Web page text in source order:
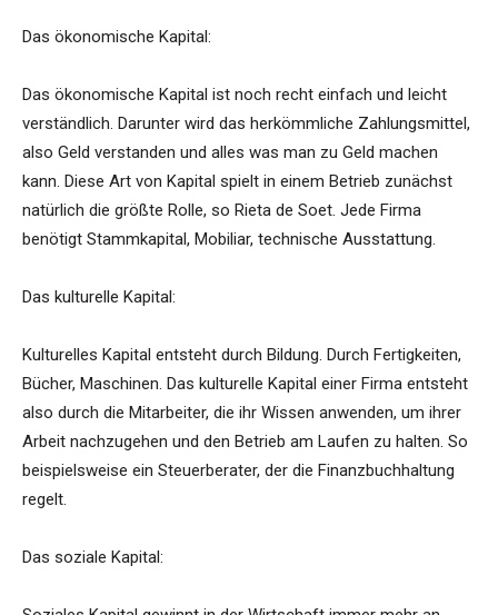
Das ökonomische Kapital:
Das ökonomische Kapital ist noch recht einfach und leicht
verständlich. Darunter wird das herkömmliche Zahlungsmittel,
also Geld verstanden und alles was man zu Geld machen
kann. Diese Art von Kapital spielt in einem Betrieb zunächst
natürlich die größte Rolle, so Rieta de Soet. Jede Firma
benötigt Stammkapital, Mobiliar, technische Ausstattung.
Das kulturelle Kapital:
Kulturelles Kapital entsteht durch Bildung. Durch Fertigkeiten,
Bücher, Maschinen. Das kulturelle Kapital einer Firma entsteht
also durch die Mitarbeiter, die ihr Wissen anwenden, um ihrer
Arbeit nachzugehen und den Betrieb am Laufen zu halten. So
beispielsweise ein Steuerberater, der die Finanzbuchhaltung
regelt.
Das soziale Kapital: